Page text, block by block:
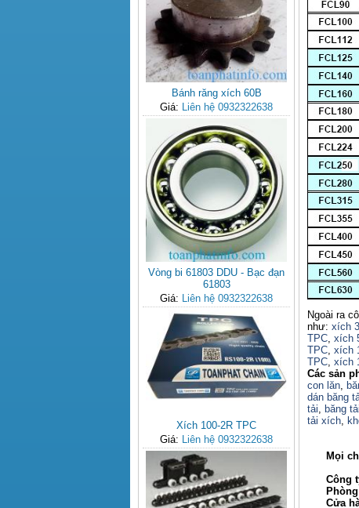
Bánh răng xích 60B
Giá: Liên hệ 0932322638
Vòng bi 61803 DDU - Bạc đạn
61803
Giá: Liên hệ 0932322638
Xích 100-2R TPC
Giá: Liên hệ 0932322638
Ngoài ra
như: xích
TPC, xích
TPC, xích
TPC, xích
Các sản
con lăn,
dán băng
tải, băng
tải xích,
Mọi chi
Công ty
Phòng
Cửa